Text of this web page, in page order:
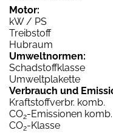
Motor:
kW / PS
Treibstoff
Hubraum
Umweltnormen:
Schadstoffklasse
Umweltplakette
Verbrauch und
Kraftstoffverbr. komb.
CO2-Emissionen komb.
CO2-Klasse